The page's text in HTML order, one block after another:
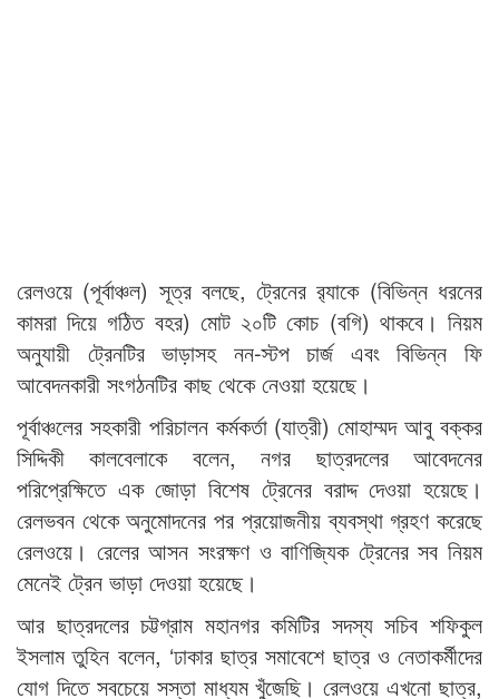
রেলওয়ে (পূর্বাঞ্চল) সূত্র বলছে, ট্রেনের র‍্যাকে (বিভিন্ন ধরনের
কামরা দিয়ে গঠিত বহর) মোট ২০টি কোচ (বগি) থাকবে। নিয়ম
অনুযায়ী ট্রেনটির ভাড়াসহ নন-স্টপ চার্জ এবং বিভিন্ন ফি
আবেদনকারী সংগঠনটির কাছ থেকে নেওয়া হয়েছে।
পূর্বাঞ্চলের সহকারী পরিচালন কর্মকর্তা (যাত্রী) মোহাম্মদ আবু বক্কর
সিদ্দিকী কালবেলাকে বলেন, নগর ছাত্রদলের আবেদনের
পরিপ্রেক্ষিতে এক জোড়া বিশেষ ট্রেনের বরাদ্দ দেওয়া হয়েছে।
রেলভবন থেকে অনুমোদনের পর প্রয়োজনীয় ব্যবস্থা গ্রহণ করেছে
রেলওয়ে। রেলের আসন সংরক্ষণ ও বাণিজ্যিক ট্রেনের সব নিয়ম
মেনেই ট্রেন ভাড়া দেওয়া হয়েছে।
আর ছাত্রদলের চট্টগ্রাম মহানগর কমিটির সদস্য সচিব শফিকুল
ইসলাম তুহিন বলেন, ‘ঢাকার ছাত্র সমাবেশে ছাত্র ও নেতাকর্মীদের
যোগ দিতে সবচেয়ে সস্তা মাধ্যম খুঁজেছি। রেলওয়ে এখনো ছাত্র,